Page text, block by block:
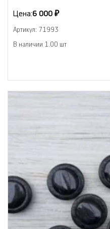
Цена:6 000 ₽
Артикул: 71993
В наличии 1.00 шт